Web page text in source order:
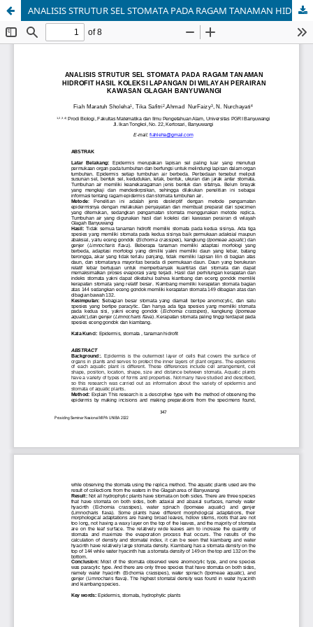
ANALISIS STRUTUR SEL STOMATA PADA RAGAM TANAMAN HIDROFIT HASIL KOLEKSI LAPANGAN DI WILAYAH PERAIRAN KAWASAN GLAGAH BANYUWANGI